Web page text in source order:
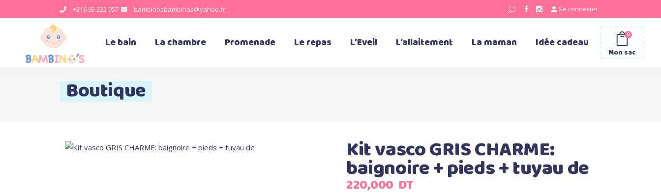
+216 95 222 957 bambinosbambinas@yahoo.fr Se connecter
Le bain La chambre Promenade Le repas L’Eveil L’allaitement La maman Idée cadeau
Mon sac
0
Boutique
Kit vasco GRIS CHARME:
baignoire + pieds + tuyau de
220,000 DT